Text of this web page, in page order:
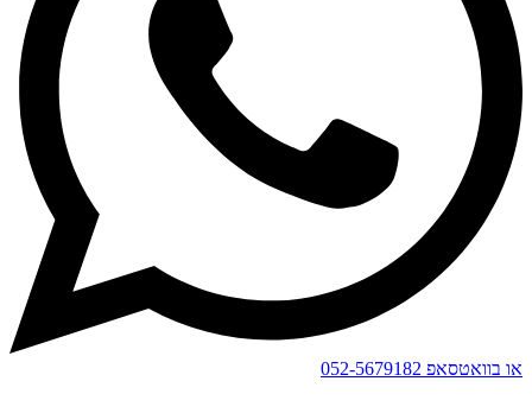
או בוואטסאפ 052-5679182